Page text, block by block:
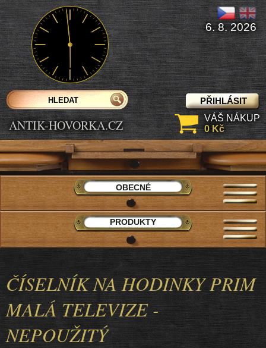
ČÍSELNÍK NA HODINKY PRIM
MALÁ TELEVIZE -
NEPOUŽITÝ
ANTIK-HOVORKA.CZ
PŘIHLÁSIT
6. 8. 2026
VÁŠ NÁKUP
0 Kč
OBECNÉ
PRODUKTY